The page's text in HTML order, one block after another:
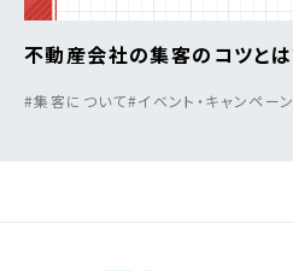
不動産会社の集客のコツとは
#集客について#イベント・キャンペーン